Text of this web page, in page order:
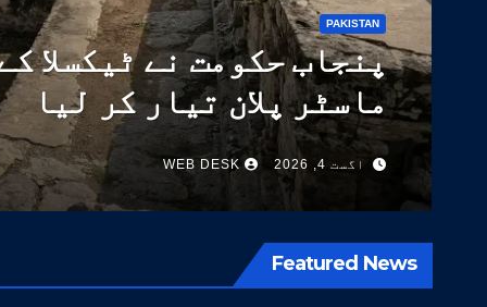
PAKISTAN
ڈیجیٹلائز کر دیا گیا
اگست 4, 2026 WEB DESK
Featured News